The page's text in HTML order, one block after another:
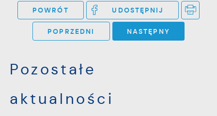
POWRÓT UDOSTĘPNIJ
POPRZEDNI NASTĘPNY
Pozostałe
aktualności